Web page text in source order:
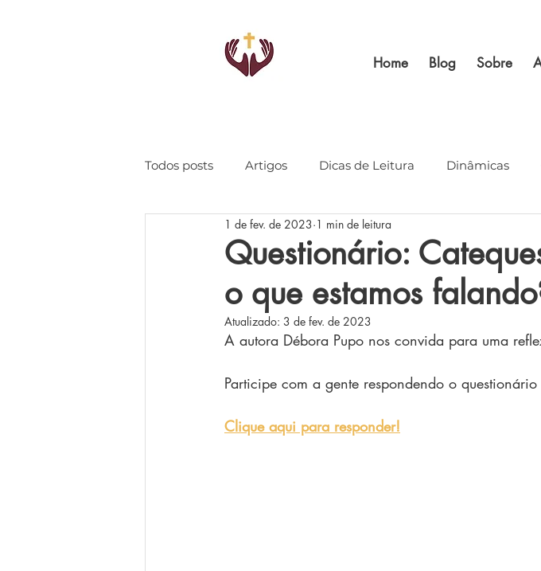
Home Blog Sobre
Todos posts Artigos Dicas de Leitura Dinâmicas
Questionário:
o que estamos
1 de fev. de 2023 1 min de leitura
Atualizado: 3 de fev. de 2023
A autora Débora Pupo nos convida para uma
Participe com a gente respondendo o
Clique aqui para responder!